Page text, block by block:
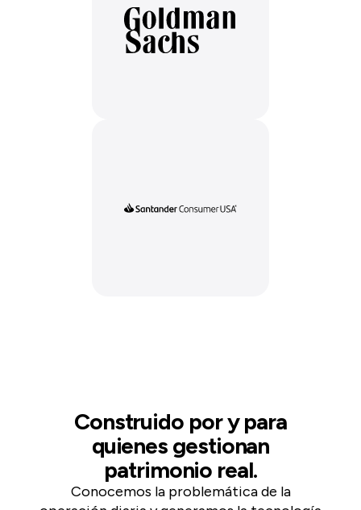
Construido por y para
quienes gestionan
patrimonio real.
Conocemos la problemática de la